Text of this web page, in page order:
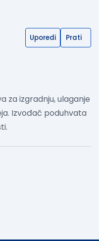
Uporedi Prati
za izgradnju, ulaganje
Izvođač poduhvata